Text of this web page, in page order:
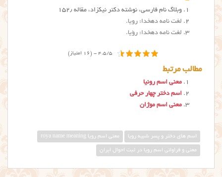
وبلاگ نام فارسی، نوشته دکتر نیکزاد، مقاله ۱۵۲٫
لغت نامه دهخدا: رویا.
لغت نامه دهخدا: رؤیا.
4.5/5 - (16 امتیاز)
مطالب مرتبط
معنی اسم رونیا
اسم دختر چهار حرفی
معنی اسم موژان
اسم های دختر و پسر شبیه رویا معنی اسم رویا roya name meaning
معنی و فراوانی اسم رویا در ثبت احوال ایران